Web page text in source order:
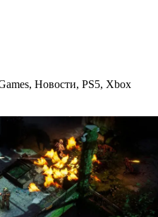
, Новости, PS5, Xbox